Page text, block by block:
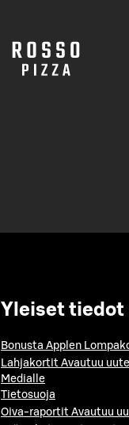
Yleiset tiedot
Bonusta Applen
Lahjakortit Avautuu
Medialle
Tietosuoja
Oiva-raportit Avautuu